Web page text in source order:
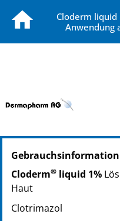
Cloderm liquid
Anwendung
PZN: 00976600
PPN: 110097660032
GTIN: 04250297404197
Cloderm® liquid 1%
Haut
Clotrimazol